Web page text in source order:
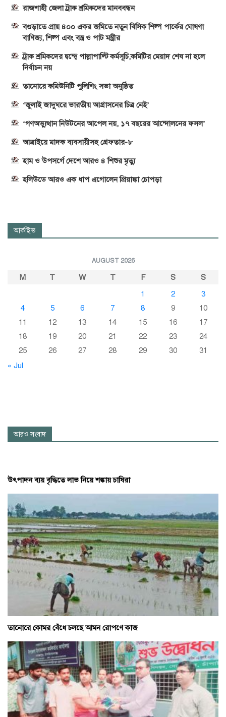
রাজশাহী জেলা ট্রাক শ্রমিকদের মানববন্ধন
বগুড়াতে প্রায় ৪০০ একর জমিতে নতুন বিসিক শিল্প পার্কের ঘোষণা
বাণিজ্য, শিল্প এবং বস্ত্র ও পাট মন্ত্রীর
ট্রাক শ্রমিকদের দ্বন্দ্বে পাল্লাপাল্টি কর্মসূচি,কমিটির মেয়াদ শেষ না হলে
নির্বাচন নয়
তানোরে কমিউনিটি পুলিশিং সভা অনুষ্ঠিত
‘জুলাই জাদুঘরে ভারতীয় আগ্রাসনের চিত্র নেই’
‘গণঅভ্যুত্থান নিউটনের আপেল নয়, ১৭ বছরের আন্দোলনের ফসল’
আত্রাইয়ে মাদক ব্যবসায়ীসহ গ্রেফতার-৮
হাম ও উপসর্গে দেশে আরও ৪ শিশুর মৃত্যু
হলিউডে আরও এক ধাপ এগোলেন প্রিয়াঙ্কা চোপড়া
আর্কাইভ
AUGUST 2026
M T W T F S
S
1
2
3
4
5 6 7 8 9
10
11
12 13 14 15 16
17
18
19 20 21 22 23
24
25
26 27 28 29 30
31
« Jul
আরও সংবাদ
উৎপাদন ব্যয় বৃদ্ধিতে লাভ নিয়ে শঙ্কায় চাষিরা
তানোরে কোমর বেঁধে চলছে আমন রোপণে কাজ